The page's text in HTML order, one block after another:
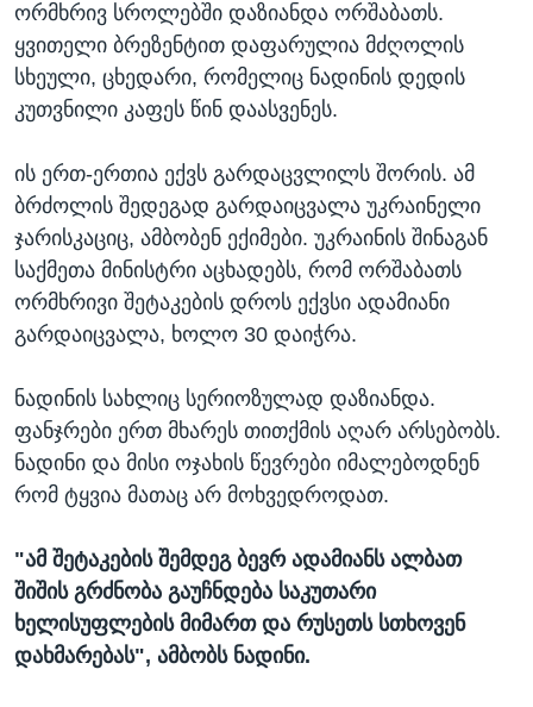
ორმხრივ სროლებში დაზიანდა ორშაბათს.
ყვითელი ბრეზენტით დაფარულია მძღოლის
სხეული, ცხედარი, რომელიც ნადინის დედის
კუთვნილი კაფეს წინ დაასვენეს.
ის ერთ-ერთია ექვს გარდაცვლილს შორის. ამ
ბრძოლის შედეგად გარდაიცვალა უკრაინელი
ჯარისკაციც, ამბობენ ექიმები. უკრაინის შინაგან
საქმეთა მინისტრი აცხადებს, რომ ორშაბათს
ორმხრივი შეტაკების დროს ექვსი ადამიანი
გარდაიცვალა, ხოლო 30 დაიჭრა.
ნადინის სახლიც სერიოზულად დაზიანდა.
ფანჯრები ერთ მხარეს თითქმის აღარ არსებობს.
ნადინი და მისი ოჯახის წევრები იმალებოდნენ
რომ ტყვია მათაც არ მოხვედროდათ.
"ამ შეტაკების შემდეგ ბევრ ადამიანს ალბათ
შიშის გრძნობა გაუჩნდება საკუთარი
ხელისუფლების მიმართ და რუსეთს სთხოვენ
დახმარებას", ამბობს ნადინი.